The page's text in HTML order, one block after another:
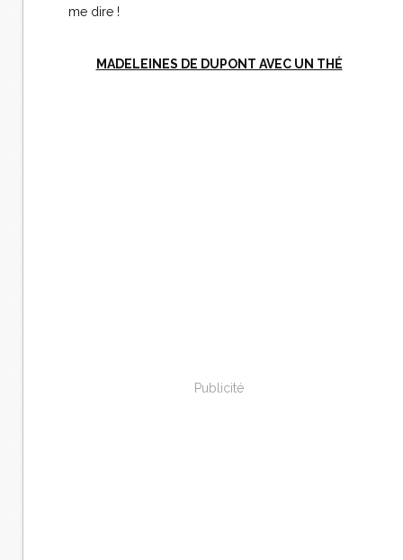
me dire !
MADELEINES DE DUPONT AVEC UN THÉ
Publicité